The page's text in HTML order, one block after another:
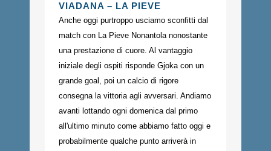
VIADANA – LA PIEVE
Anche oggi purtroppo usciamo sconfitti dal
match con La Pieve Nonantola nonostante
una prestazione di cuore. Al vantaggio
iniziale degli ospiti risponde Gjoka con un
grande goal, poi un calcio di rigore
consegna la vittoria agli avversari. Andiamo
avanti lottando ogni domenica dal primo
all'ultimo minuto come abbiamo fatto oggi e
probabilmente qualche punto arriverà in